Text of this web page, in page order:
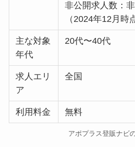
非公開求人数：
（2024年12月時
主な対象
年代
20代〜40代
求人エリ
ア
全国
利用料金 無料
アポプラス登販ナビ